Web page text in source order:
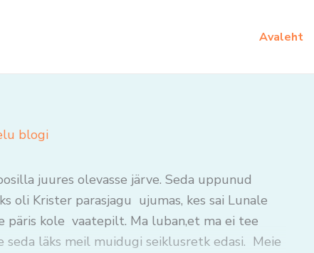
Avaleht
blogi
juures olevasse järve. Seda uppunud
oli Krister parasjagu ujumas, kes sai Lunale
päris kole vaatepilt. Ma luban,et ma ei tee
seda läks meil muidugi seiklusretk edasi. Meie